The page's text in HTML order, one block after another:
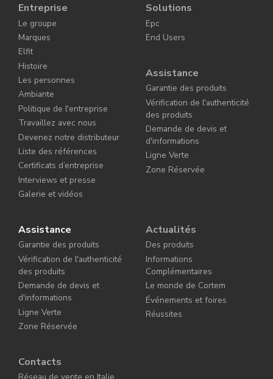
Entreprise
Le groupe
Marques
Elfit
Histoire
Les personnes
Ambiante
Politique de l'entreprise
Travaillez avec nous
Devenez notre distributeur
Liste des références
Certificats d’entreprise
Interviews et presse
Galerie et vidéos
Solutions
Epc
End Users
Assistance
Garantie des produits
Vérification de l'authenticité
des produits
Demande de devis et
d'informations
Ligne Verte
Zone Réservée
Assistance
Garantie des produits
Vérification de l'authenticité
des produits
Demande de devis et
d'informations
Ligne Verte
Zone Réservée
Actualités
Des produits
Informations
Complémentaires
Le monde de Cortem
Événements et foires
Réussites
Contacts